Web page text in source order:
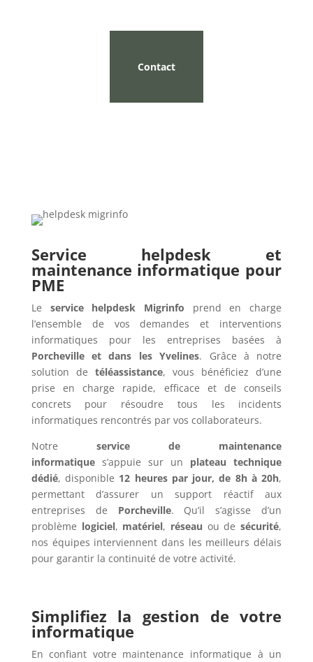
Contact
Service helpdesk et
maintenance informatique pour
PME
Le service helpdesk Migrinfo prend en charge
l’ensemble de vos demandes et interventions
informatiques pour les entreprises basées à
Porcheville et dans les Yvelines. Grâce à notre
solution de téléassistance, vous bénéficiez d’une
prise en charge rapide, efficace et de conseils
concrets pour résoudre tous les incidents
informatiques rencontrés par vos collaborateurs.
Notre service de maintenance
informatiques’appuie sur un plateau technique
dédié, disponible 12 heures par jour, de 8h à 20h,
permettant d’assurer un support réactif aux
entreprises de Porcheville. Qu’il s’agisse d’un
problème logiciel, matériel, réseau ou desécurité,
nos équipes interviennent dans les meilleurs délais
pour garantir la continuité de votre activité.
Simplifiez la gestion de votre
informatique
En confiant votre maintenance informatique à un